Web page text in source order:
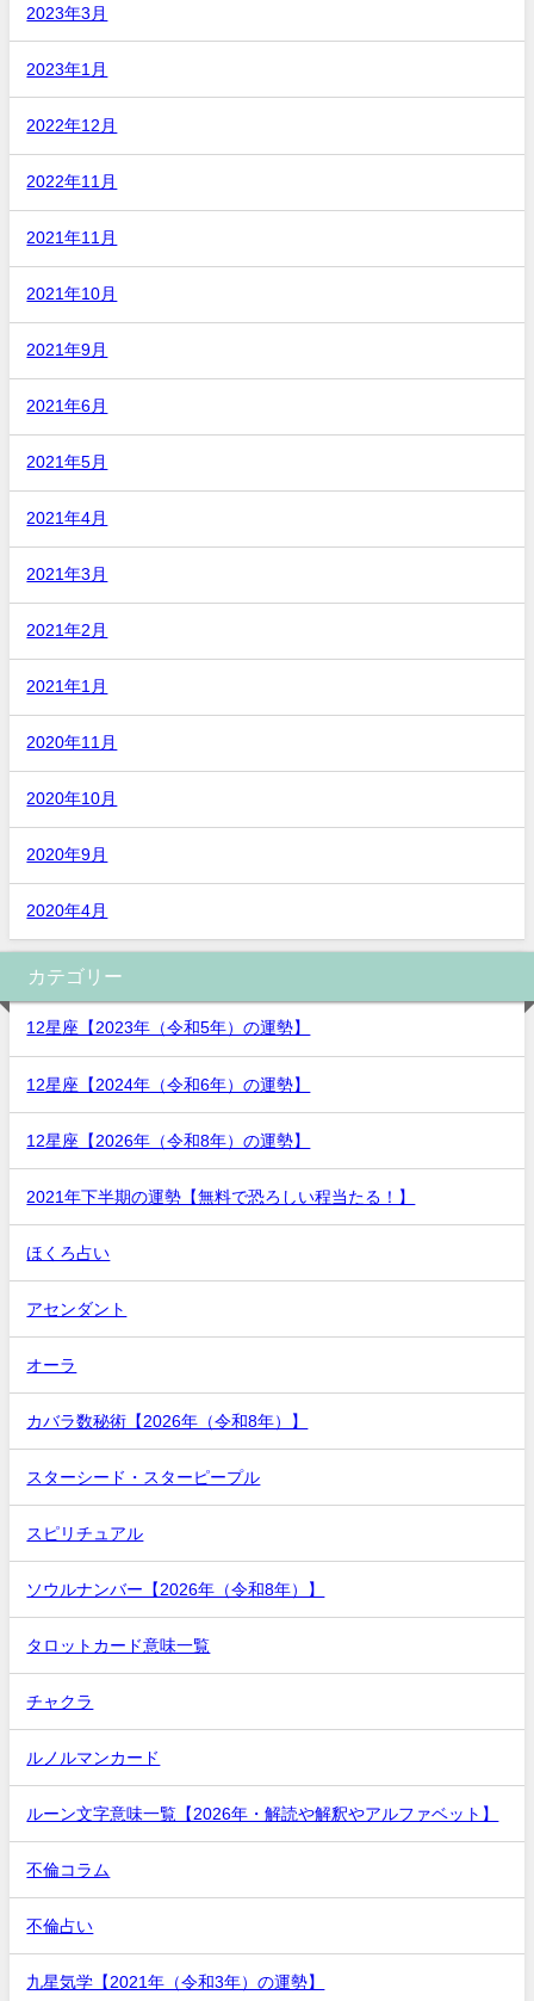
2023年3月
2023年1月
2022年12月
2022年11月
2021年11月
2021年10月
2021年9月
2021年6月
2021年5月
2021年4月
2021年3月
2021年2月
2021年1月
2020年11月
2020年10月
2020年9月
2020年4月
カテゴリー
12星座【2023年（令和5年）の運勢】
12星座【2024年（令和6年）の運勢】
12星座【2026年（令和8年）の運勢】
2021年下半期の運勢【無料で恐ろしい程当たる！】
ほくろ占い
アセンダント
オーラ
カバラ数秘術【2026年（令和8年）】
スターシード・スターピープル
スピリチュアル
ソウルナンバー【2026年（令和8年）】
タロットカード意味一覧
チャクラ
ルノルマンカード
ルーン文字意味一覧【2026年・解読や解釈やアルファベット】
不倫コラム
不倫占い
九星気学【2021年（令和3年）の運勢】